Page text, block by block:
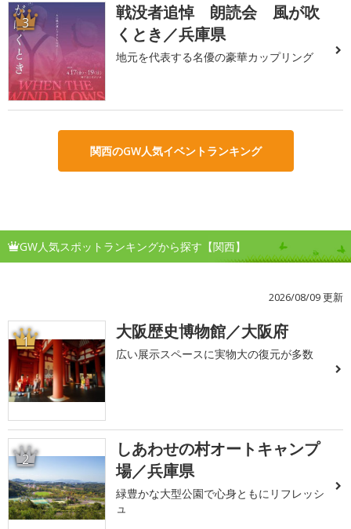
3
戦没者追悼 朗読会 風が吹
くとき／兵庫県
地元を代表する名優の豪華カップリング
関西のGW人気イベントランキング
GW人気スポットランキングから探す【関西】
2026/08/09 更新
1 大阪歴史博物館／大阪府
広い展示スペースに実物大の復元が多数
2
しあわせの村オートキャンプ
場／兵庫県
緑豊かな大型公園で心身ともにリフレッシ
ュ